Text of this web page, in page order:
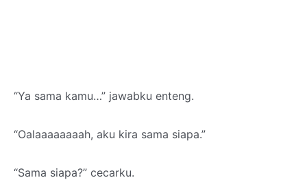
“Ya sama kamu…” jawabku enteng.
“Oalaaaaaaaah, aku kira sama siapa.”
“Sama siapa?” cecarku.